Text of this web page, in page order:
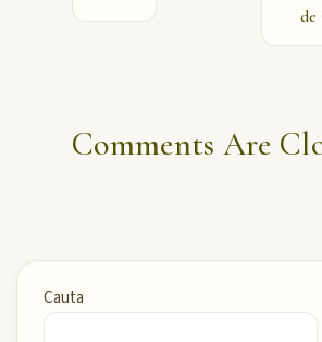
de
Comments Are
Cauta